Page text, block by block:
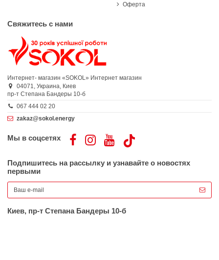
Оферта
Свяжитесь с нами
Интернет- магазин «SOKOL» Интернет магазин
04071, Украина, Киев
пр-т Степана Бандеры 10-б
067 444 02 20
zakaz@sokol.energy
Мы в соцсетях
Подпишитесь на рассылку и узнавайте о новостях
первыми
Киев, пр-т Степана Бандеры 10-б